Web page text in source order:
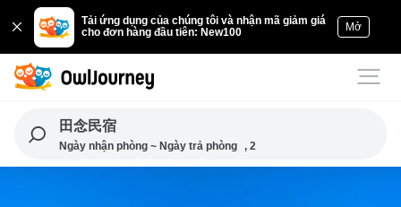
Tải ứng dụng của chúng tôi và nhận mã giảm giá
cho đơn hàng đầu tiên: New100
Mở
田念民宿
Ngày nhận phòng ~ Ngày trả phòng , 2